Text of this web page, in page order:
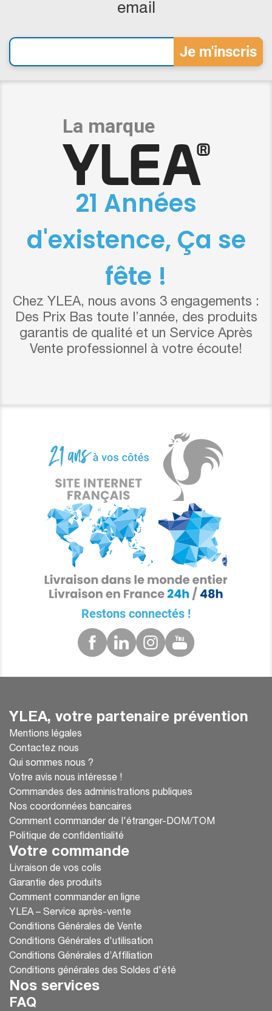
email
21 Années
d'existence, Ça se
fête !
Chez YLEA, nous avons 3 engagements :
Des Prix Bas toute l’année, des produits
garantis de qualité et un Service Après
Vente professionnel à votre écoute!
Restons connectés !
YLEA, votre partenaire prévention
Mentions légales
Contactez nous
Qui sommes nous ?
Votre avis nous intéresse !
Commandes des administrations publiques
Nos coordonnées bancaires
Comment commander de l'étranger-DOM/TOM
Politique de confidentialité
Votre commande
Livraison de vos colis
Garantie des produits
Comment commander en ligne
YLEA – Service après-vente
Conditions Générales de Vente
Conditions Générales d'utilisation
Conditions Générales d’Affiliation
Conditions générales des Soldes d'été
Nos services
FAQ